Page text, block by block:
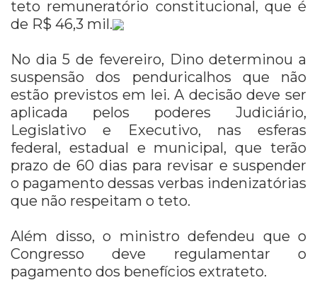
teto remuneratório constitucional, que é
de R$ 46,3 mil.
No dia 5 de fevereiro, Dino determinou a
suspensão dos penduricalhos que não
estão previstos em lei. A decisão deve ser
aplicada pelos poderes Judiciário,
Legislativo e Executivo, nas esferas
federal, estadual e municipal, que terão
prazo de 60 dias para revisar e suspender
o pagamento dessas verbas indenizatórias
que não respeitam o teto.
Além disso, o ministro defendeu que o
Congresso deve regulamentar o
pagamento dos benefícios extrateto.